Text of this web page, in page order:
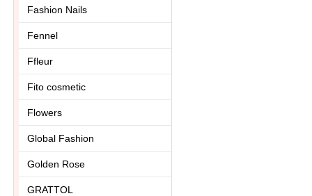
Fashion Nails
Fennel
Ffleur
Fito cosmetic
Flowers
Global Fashion
Golden Rose
GRATTOL